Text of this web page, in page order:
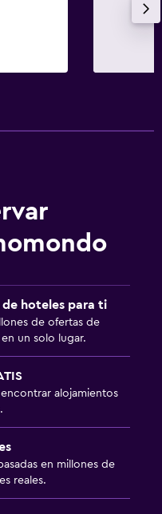
de hoteles para ti
de ofertas de
un solo lugar.
alojamientos
en millones de
reales.